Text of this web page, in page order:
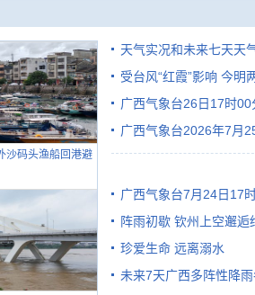
沙码头渔船回港避
天气实况和未来七天天
受台风“红霞”影响 今明
有较强降雨
广西气象台26日17时
广西气象台2026年7月
广西气象台7月24日17
阵雨初歇 钦州上空邂逅
珍爱生命 远离溺水
未来7天广西多阵性降